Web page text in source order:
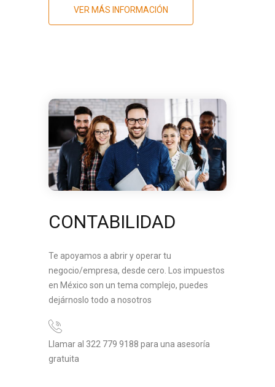
VER MÁS INFORMACIÓN
CONTABILIDAD
Te apoyamos a abrir y operar tu
negocio/empresa, desde cero. Los impuestos
en México son un tema complejo, puedes
dejárnoslo todo a nosotros
Llamar al 322 779 9188 para una asesoría
gratuita